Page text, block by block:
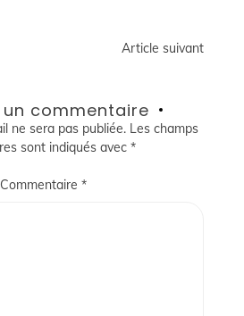
Article suivant
un commentaire
ne sera pas publiée. Les champs
sont indiqués avec*
Commentaire*